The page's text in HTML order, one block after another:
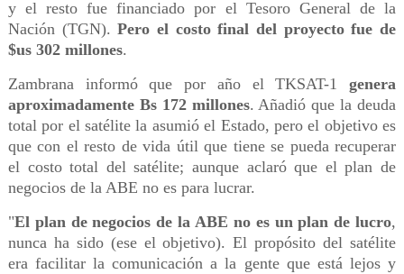
y el resto fue financiado por el Tesoro General de la
Nación (TGN).Pero el costo final del proyecto fue de
$us 302 millones.
Zambrana informó que por año el TKSAT-1genera
aproximadamente Bs 172 millones. Añadió que la deuda
total por el satélite la asumió el Estado, pero el objetivo es
que con el resto de vida útil que tiene se pueda recuperar
el costo total del satélite; aunque aclaró que el plan de
negocios de la ABE no es para lucrar.
"El plan de negocios de la ABE no es un plan de lucro,
nunca ha sido (ese el objetivo). El propósito del satélite
era facilitar la comunicación a la gente que está lejos y